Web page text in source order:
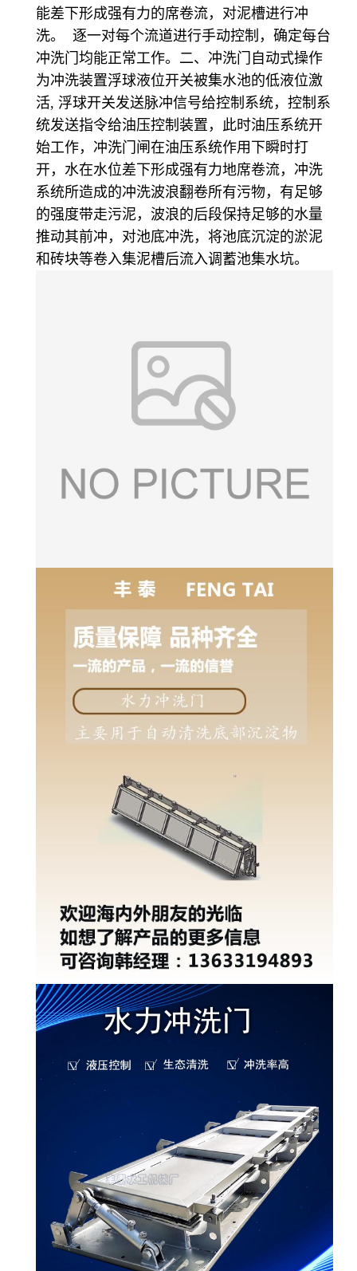
能差下形成强有力的席卷流，对泥槽进行冲
洗。 逐一对每个流道进行手动控制，确定每台
冲洗门均能正常工作。二、冲洗门自动式操作
为冲洗装置浮球液位开关被集水池的低液位激
活, 浮球开关发送脉冲信号给控制系统，控制系
统发送指令给油压控制装置，此时油压系统开
始工作，冲洗门闸在油压系统作用下瞬时打
开，水在水位差下形成强有力地席卷流，冲洗
系统所造成的冲洗波浪翻卷所有污物，有足够
的强度带走污泥，波浪的后段保持足够的水量
推动其前冲，对池底冲洗，将池底沉淀的淤泥
和砖块等卷入集泥槽后流入调蓄池集水坑。